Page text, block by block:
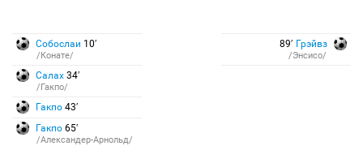
Собослаи 10′
/Конате/
Салах 34′
/Гакпо/
Гакпо 43′
Гакпо 65′
/Александер-Арнольд/
89′ Грэйвз
/Энсисо/